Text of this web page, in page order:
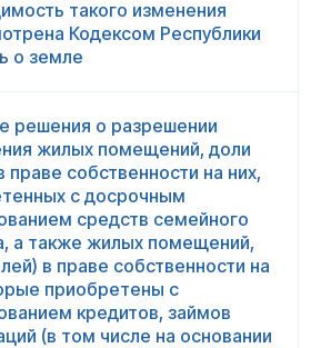
такого изменения
Кодексом Республики
о земле
решения о разрешении
жилых помещений, доли
праве собственности на них,
с досрочным
средств семейного
а также жилых помещений,
в праве собственности на
приобретены с
кредитов, займов
(в том числе на основании